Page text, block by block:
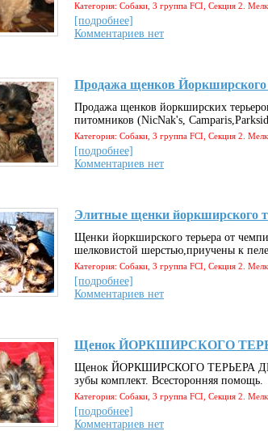
Категория: Собаки, 3 группа FCI, Секция 2.
[подробнее]
Комментариев нет
Продажа щенков Йоркширского
Продажа щенков йоркширских
питомников (NicNak's,
Категория: Собаки, 3 группа FCI, Секция 2.
[подробнее]
Комментариев нет
Элитные щенки йоркширского
Щенки йоркширского терьера от
шелковистой шерстью,приучены к
Категория: Собаки, 3 группа FCI, Секция 2.
[подробнее]
Комментариев нет
Щенок ЙОРКШИРСКОГО
Щенок ЙОРКШИРСКОГО ТЕРЬЕРА
зубы комплект. Всесторонняя помощь.
Категория: Собаки, 3 группа FCI, Секция 2.
[подробнее]
Комментариев нет